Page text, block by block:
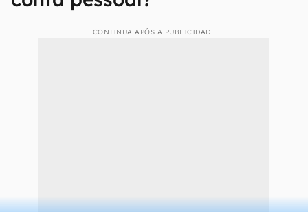
CONTINUA APÓS A PUBLICIDADE